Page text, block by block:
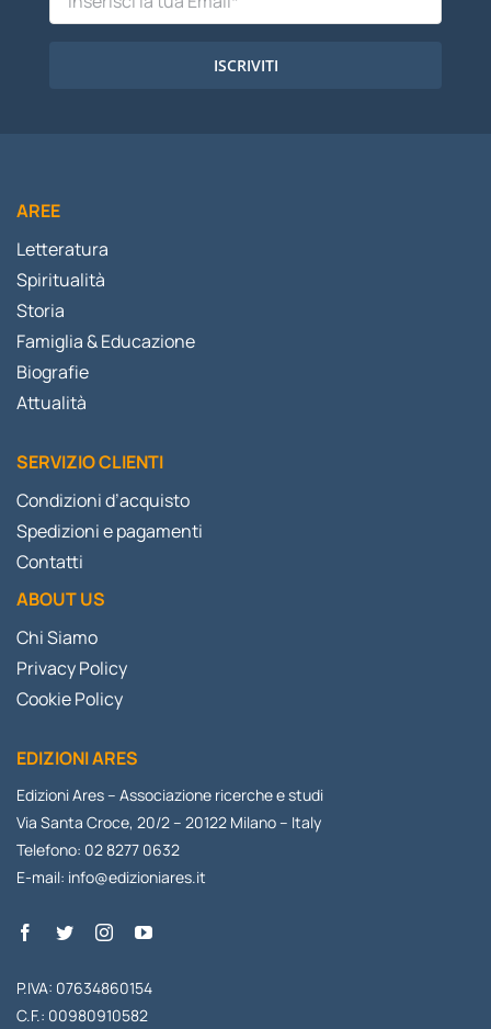
ISCRIVITI
AREE
Letteratura
Spiritualità
Storia
Famiglia & Educazione
Biografie
Attualità
SERVIZIO CLIENTI
Condizioni d’acquisto
Spedizioni e pagamenti
Contatti
ABOUT US
Chi Siamo
Privacy Policy
Cookie Policy
EDIZIONI ARES
Edizioni Ares – Associazione ricerche e studi
Via Santa Croce, 20/2 – 20122 Milano – Italy
Telefono: 02 8277 0632
E-mail: info@edizioniares.it
P.IVA: 07634860154
C.F.: 00980910582